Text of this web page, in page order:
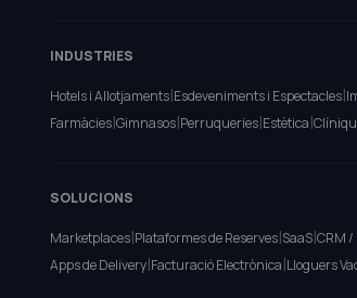
INDUSTRIES
Hotels i Allotjaments|Esdeveniments i Espectacles|
Farmàcies|Gimnasos|Perruqueries|Estètica|
SOLUCIONS
Marketplaces|Plataformes de Reserves|SaaS|CRM /
Apps de Delivery|Facturació Electrònica|Lloguers